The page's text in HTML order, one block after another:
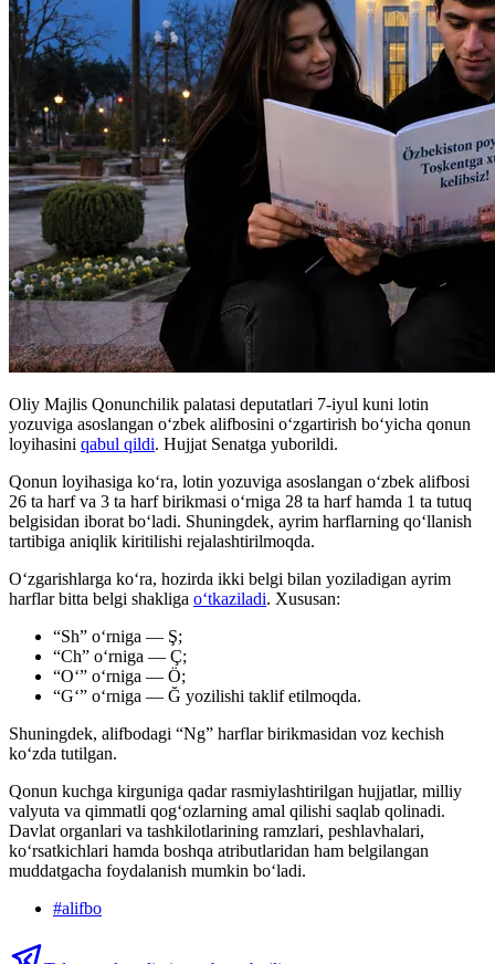
Oliy Majlis Qonunchilik palatasi deputatlari 7-iyul kuni lotin
yozuviga asoslangan o‘zbek alifbosini o‘zgartirish bo‘yicha qonun
loyihasini qabul qildi. Hujjat Senatga yuborildi.
Qonun loyihasiga ko‘ra, lotin yozuviga asoslangan o‘zbek alifbosi
26 ta harf va 3 ta harf birikmasi o‘rniga 28 ta harf hamda 1 ta tutuq
belgisidan iborat bo‘ladi. Shuningdek, ayrim harflarning qo‘llanish
tartibiga aniqlik kiritilishi rejalashtirilmoqda.
O‘zgarishlarga ko‘ra, hozirda ikki belgi bilan yoziladigan ayrim
harflar bitta belgi shakliga o‘tkaziladi. Xususan:
“Sh” o‘rniga — Ş;
“Ch” o‘rniga — Ç;
“Oʻ” o‘rniga — Ö;
“Gʻ” o‘rniga — Ğ yozilishi taklif etilmoqda.
Shuningdek, alifbodagi “Ng” harflar birikmasidan voz kechish
ko‘zda tutilgan.
Qonun kuchga kirguniga qadar rasmiylashtirilgan hujjatlar, milliy
valyuta va qimmatli qog‘ozlarning amal qilishi saqlab qolinadi.
Davlat organlari va tashkilotlarining ramzlari, peshlavhalari,
ko‘rsatkichlari hamda boshqa atributlaridan ham belgilangan
muddatgacha foydalanish mumkin bo‘ladi.
#alifbo